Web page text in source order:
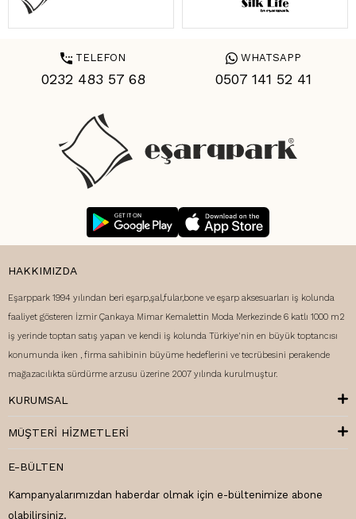
TELEFON
0232 483 57 68
WHATSAPP
0507 141 52 41
HAKKIMIZDA
Eşarppark 1994 yılından beri eşarp,şal,fular,bone ve eşarp aksesuarları iş kolunda
faaliyet gösteren İzmir Çankaya Mimar Kemalettin Moda Merkezinde 6 katlı 1000 m2
iş yerinde toptan satış yapan ve kendi iş kolunda Türkiye'nin en büyük toptancısı
konumunda iken , firma sahibinin büyüme hedeflerini ve tecrübesini perakende
mağazacılıkta sürdürme arzusu üzerine 2007 yılında kurulmuştur.
KURUMSAL
MÜŞTERI HIZMETLERI
E-BÜLTEN
Kampanyalarımızdan haberdar olmak için e-bültenimize abone
olabilirsiniz.